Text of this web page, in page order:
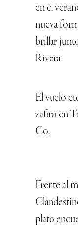
en el
nueva
brillar
Rivera
El vuelo
zafiro en
Co.
Frente al
plato